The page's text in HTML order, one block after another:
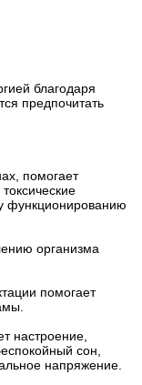
благодаря
предпочитать
помогает
функционированию
организма
помогает
настроение,
сон,
напряжение.